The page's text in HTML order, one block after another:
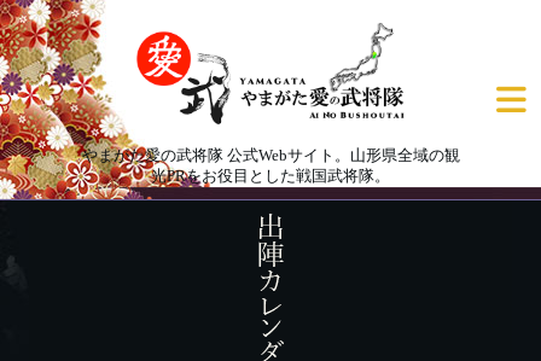
やまがた愛の武将隊 公式Webサイト。山形県全域の観
光PRをお役目とした戦国武将隊。